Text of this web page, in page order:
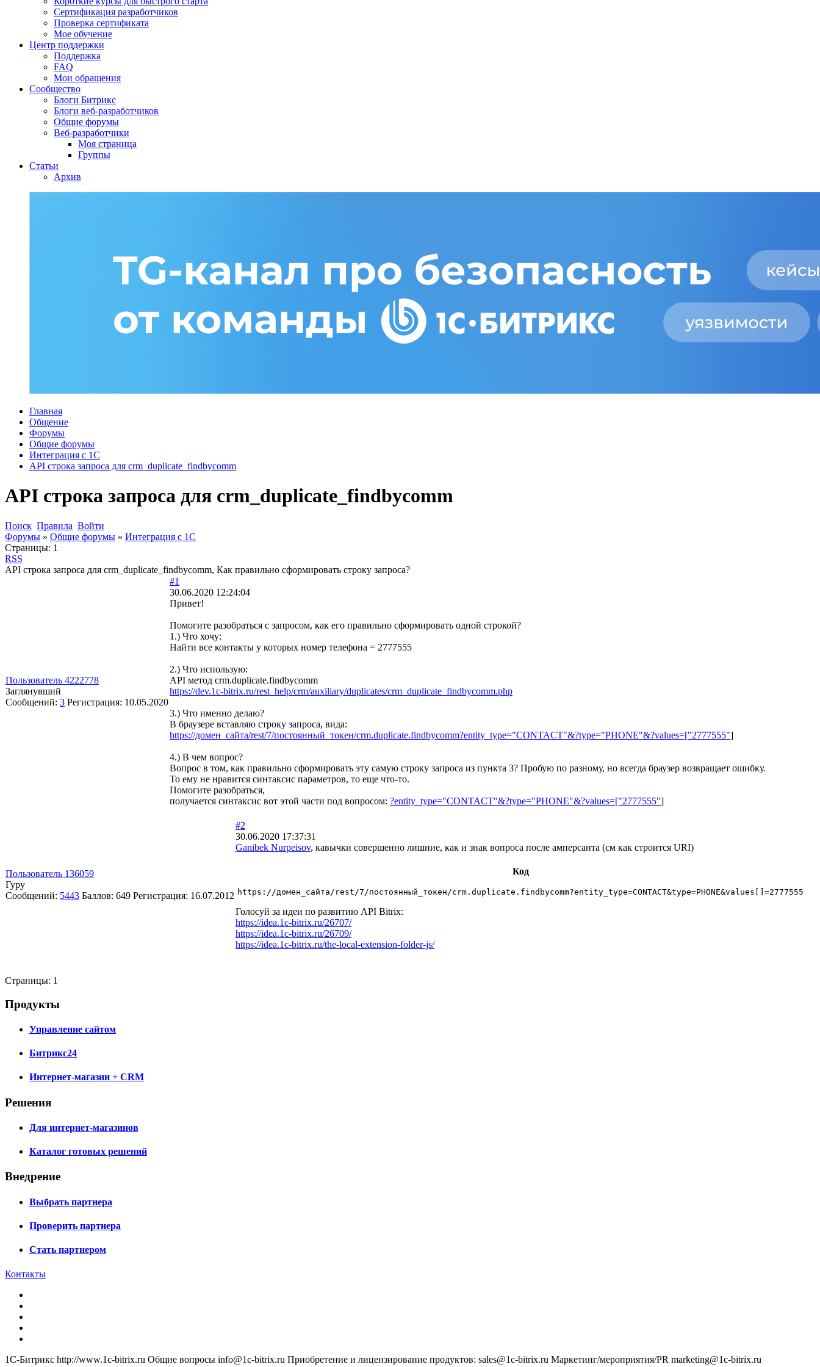
Сертификация разработчиков
Проверка сертификата
Мое обучение
Центр поддержки
Поддержка
FAQ
Мои обращения
Сообщество
Блоги Битрикс
Блоги веб-разработчиков
Общие форумы
Веб-разработчики
Моя страница
Группы
Статьи
Архив
Главная
Общение
Форумы
Общие форумы
Интеграция с 1С
API строка запроса для crm_duplicate_findbycomm
API строка запроса для crm_duplicate_findbycomm
Поиск Правила Войти
Форумы » Общие форумы » Интеграция с 1С
Страницы: 1
RSS
API строка запроса для crm_duplicate_findbycomm, Как правильно сформировать строку запроса?
Пользователь 4222778
Заглянувший
Сообщений: 3 Регистрация: 10.05.2020
#1
30.06.2020 12:24:04
Привет!
Помогите разобраться с запросом, как его правильно сформировать одной строкой?
1.) Что хочу:
Найти все контакты у которых номер телефона = 2777555
2.) Что использую:
API метод crm.duplicate.findbycomm
https://dev.1c-bitrix.ru/rest_help/crm/auxiliary/duplicates/crm_duplicate_findbyco­mm.php
3.) Что именно делаю?
В браузере вставляю строку запроса, вида:
https://домен_сайта/rest/7/постоянный_токен/crm.duplicate.findbycomm?entity_type="CONTACT"&?type="PHONE"&?values=["2777555"]
4.) В чем вопрос?
Вопрос в том, как правильно сформировать эту самую строку запроса из пункта 3? Пробую по разному, но всегда браузер возвращает ошибку.
То ему не нравится синтаксис параметров, то еще что-то.
Помогите разобраться,
получается синтаксис вот этой части под вопросом: ?entity_type="CONTACT"&?type="PHONE"&?values=["2777555"]
Пользователь 136059
Гуру
Сообщений: 5443 Баллов: 649 Регистрация: 16.07.2012
#2
30.06.2020 17:37:31
Ganibek Nurpeisov, кавычки совершенно лишние, как и знак вопроса после амперсанта (см как строится URI)
Код
https://домен_сайта/rest/7/постоянный_токен/crm.duplicate.findbycomm?entity_type=CONTACT&type=PHONE&values[]=2777555
Голосуй за идеи по развитию API Bitrix:
https://idea.1c-bitrix.ru/26707/
https://idea.1c-bitrix.ru/26709/
https://idea.1c-bitrix.ru/the-local-extension-folder-js/
Страницы: 1
Продукты
Управление сайтом
Битрикс24
Интернет-магазин + CRM
Решения
Для интернет-магазинов
Каталог готовых решений
Внедрение
Выбрать партнера
Проверить партнера
Стать партнером
Контакты
1С-Битрикс http://www.1c-bitrix.ru Общие вопросы info@1c-bitrix.ru Приобретение и лицензирование продуктов: sales@1c-bitrix.ru Маркетинг/мероприятия/PR marketing@1c-bitrix.ru